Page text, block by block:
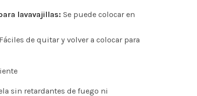
lavavajillas: Se puede colocar en
Fáciles de quitar y volver a colocar para
sin retardantes de fuego ni